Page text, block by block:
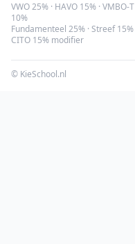
VWO 25% · HAVO 15% · VMBO-T
10%
Fundamenteel 25% · Streef 15%
CITO 15% modifier
© KieSchool.nl